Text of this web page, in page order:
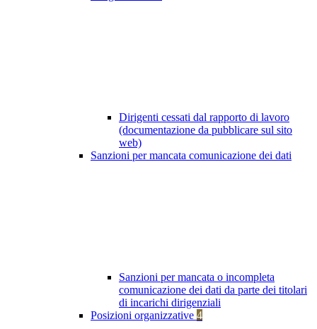
Dirigenti cessati dal rapporto di lavoro
(documentazione da pubblicare sul sito
web)
Sanzioni per mancata comunicazione dei dati
Sanzioni per mancata o incompleta
comunicazione dei dati da parte dei titolari
di incarichi dirigenziali
Posizioni organizzative 4